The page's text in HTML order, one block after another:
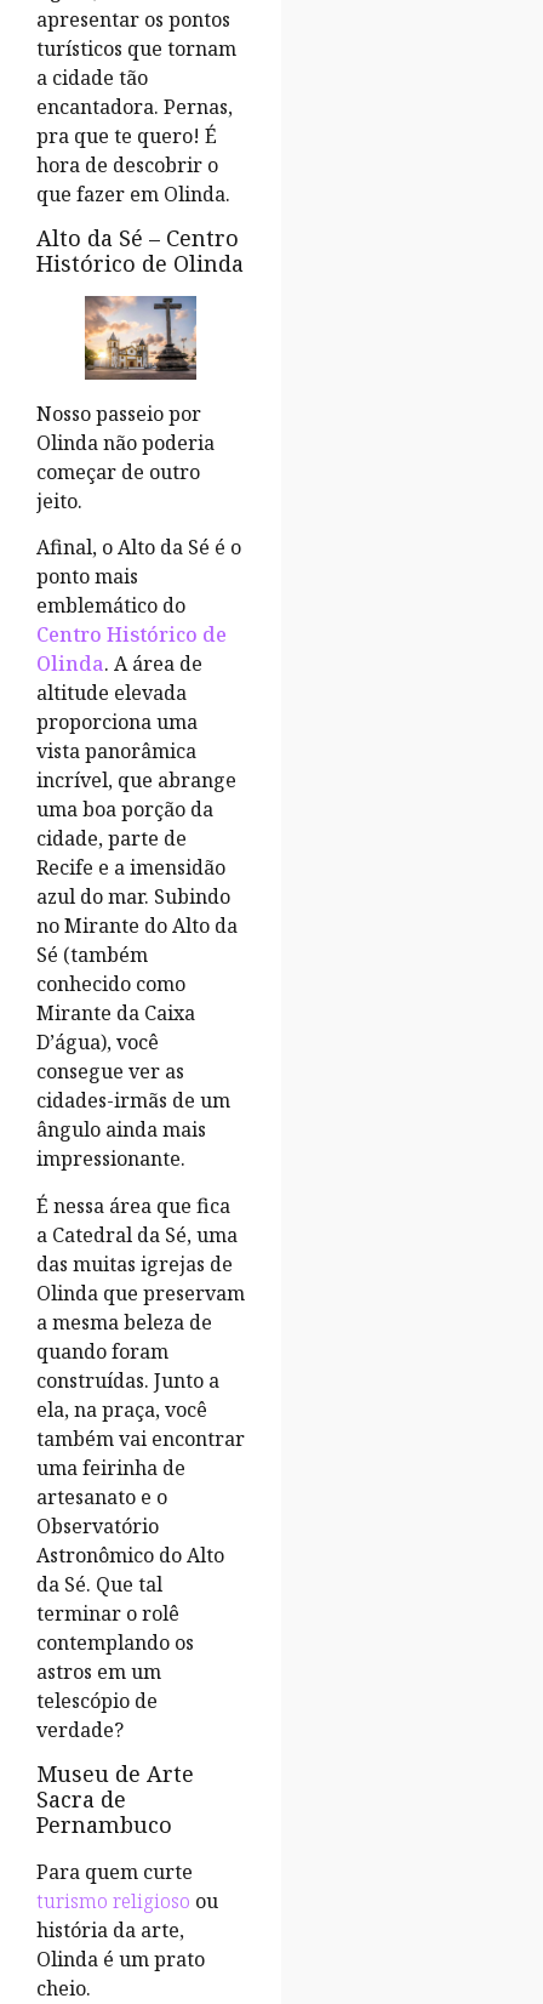
apresentar os pontos
turísticos que tornam
a cidade tão
encantadora. Pernas,
pra que te quero! É
hora de descobrir o
que fazer em Olinda.
Alto da Sé – Centro
Histórico de Olinda
Nosso passeio por
Olinda não poderia
começar de outro
jeito.
Afinal, o Alto da Sé é o
ponto mais
emblemático do
Centro Histórico de
Olinda. A área de
altitude elevada
proporciona uma
vista panorâmica
incrível, que abrange
uma boa porção da
cidade, parte de
Recife e a imensidão
azul do mar. Subindo
no Mirante do Alto da
Sé (também
conhecido como
Mirante da Caixa
D’água), você
consegue ver as
cidades-irmãs de um
ângulo ainda mais
impressionante.
É nessa área que fica
a Catedral da Sé, uma
das muitas igrejas de
Olinda que preservam
a mesma beleza de
quando foram
construídas. Junto a
ela, na praça, você
também vai encontrar
uma feirinha de
artesanato e o
Observatório
Astronômico do Alto
da Sé. Que tal
terminar o rolê
contemplando os
astros em um
telescópio de
verdade?
Museu de Arte
Sacra de
Pernambuco
Para quem curte
turismo religioso ou
história da arte,
Olinda é um prato
cheio.